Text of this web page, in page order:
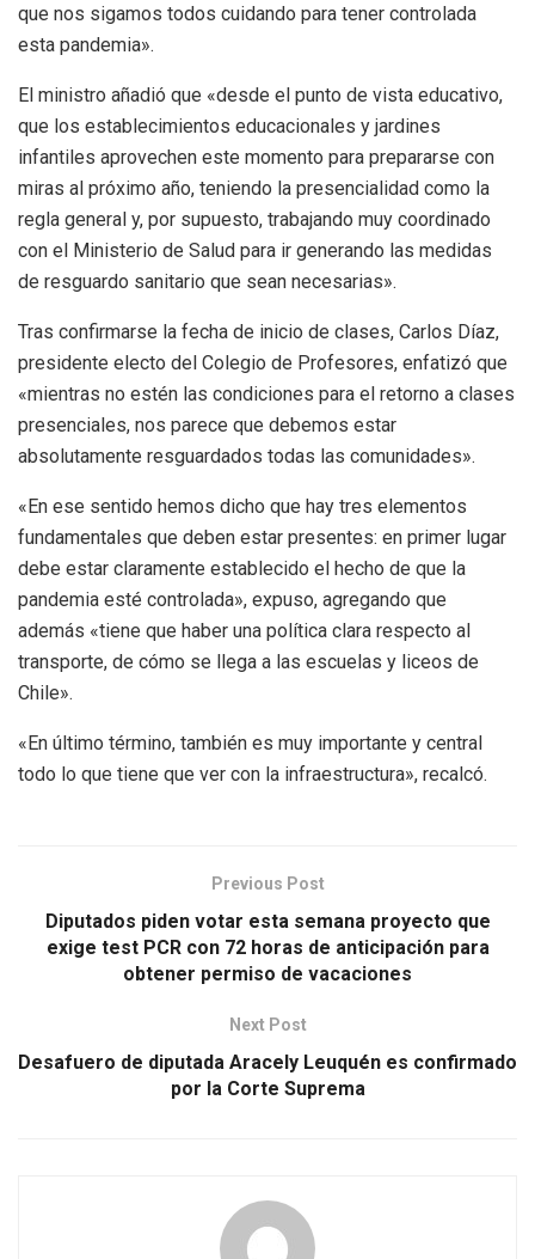
que nos sigamos todos cuidando para tener controlada
esta pandemia».
El ministro añadió que «desde el punto de vista educativo,
que los establecimientos educacionales y jardines
infantiles aprovechen este momento para prepararse con
miras al próximo año, teniendo la presencialidad como la
regla general y, por supuesto, trabajando muy coordinado
con el Ministerio de Salud para ir generando las medidas
de resguardo sanitario que sean necesarias».
Tras confirmarse la fecha de inicio de clases, Carlos Díaz,
presidente electo del Colegio de Profesores, enfatizó que
«mientras no estén las condiciones para el retorno a clases
presenciales, nos parece que debemos estar
absolutamente resguardados todas las comunidades».
«En ese sentido hemos dicho que hay tres elementos
fundamentales que deben estar presentes: en primer lugar
debe estar claramente establecido el hecho de que la
pandemia esté controlada», expuso, agregando que
además «tiene que haber una política clara respecto al
transporte, de cómo se llega a las escuelas y liceos de
Chile».
«En último término, también es muy importante y central
todo lo que tiene que ver con la infraestructura», recalcó.
Previous Post
Diputados piden votar esta semana proyecto que
exige test PCR con 72 horas de anticipación para
obtener permiso de vacaciones
Next Post
Desafuero de diputada Aracely Leuquén es confirmado
por la Corte Suprema